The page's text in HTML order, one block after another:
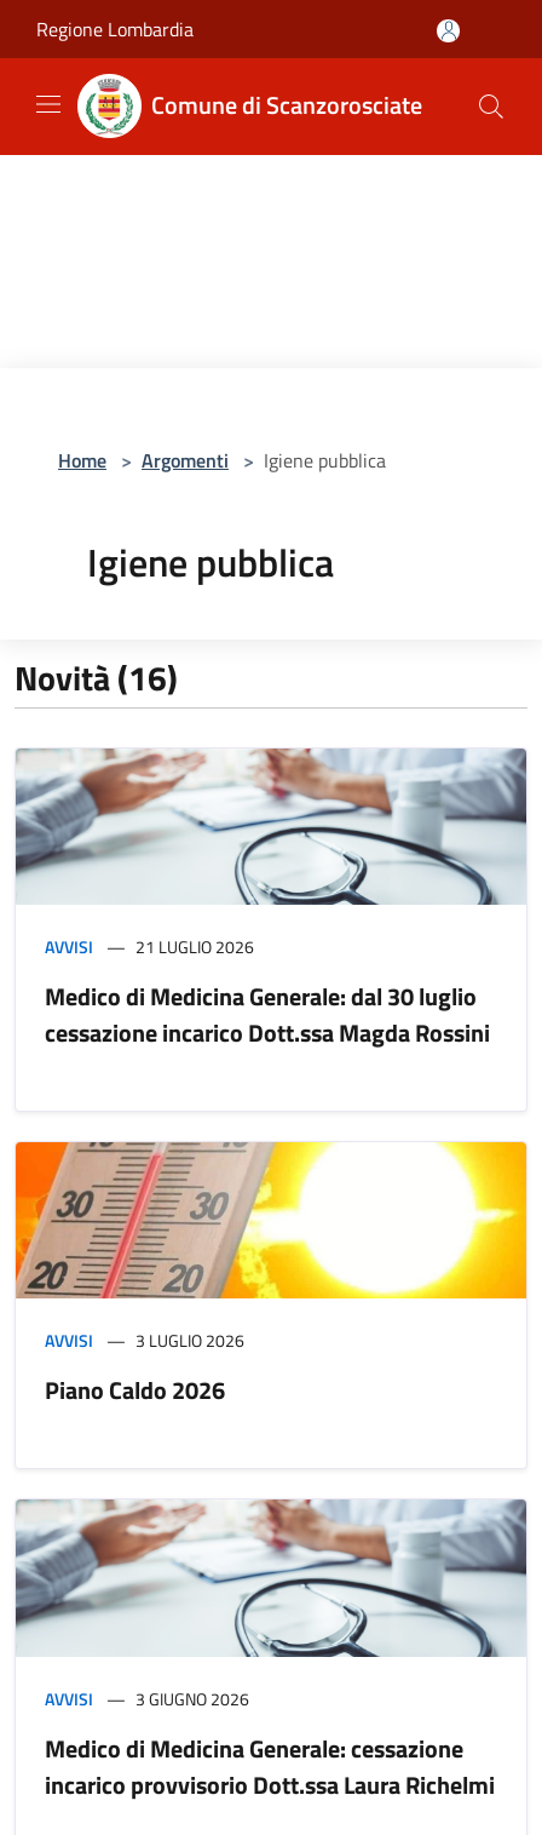
Regione Lombardia
Comune di Scanzorosciate
Home > Argomenti > Igiene pubblica
Igiene pubblica
Novità (16)
AVVISI 21 LUGLIO 2026
Medico di Medicina Generale: dal 30 luglio
cessazione incarico Dott.ssa Magda Rossini
AVVISI 3 LUGLIO 2026
Piano Caldo 2026
AVVISI 3 GIUGNO 2026
Medico di Medicina Generale: cessazione
incarico provvisorio Dott.ssa Laura Richelmi